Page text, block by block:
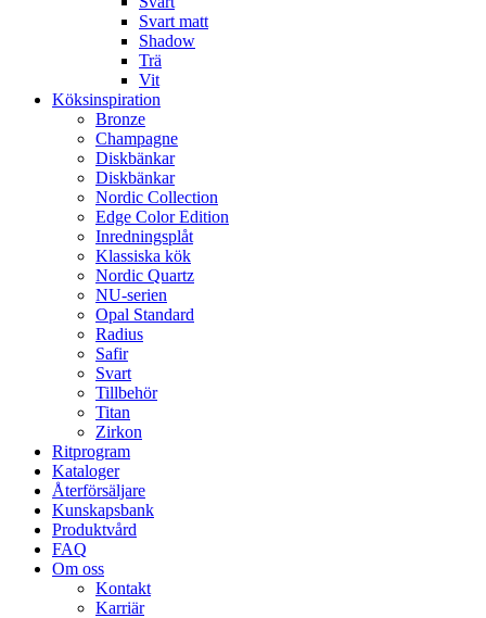
Svart matt
Shadow
Trä
Vit
Köksinspiration
Bronze
Champagne
Diskbänkar
Diskbänkar
Nordic Collection
Edge Color Edition
Inredningsplåt
Klassiska kök
Nordic Quartz
NU-serien
Opal Standard
Radius
Safir
Svart
Tillbehör
Titan
Zirkon
Ritprogram
Kataloger
Återförsäljare
Kunskapsbank
Produktvård
FAQ
Om oss
Kontakt
Karriär